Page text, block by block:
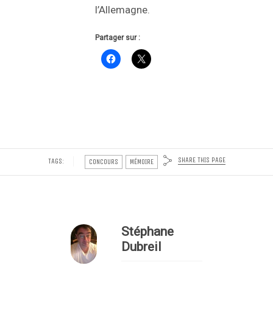
l’Allemagne.
Partager sur :
TAGS: CONCOURS MÉMOIRE SHARE THIS PAGE
Stéphane
Dubreil